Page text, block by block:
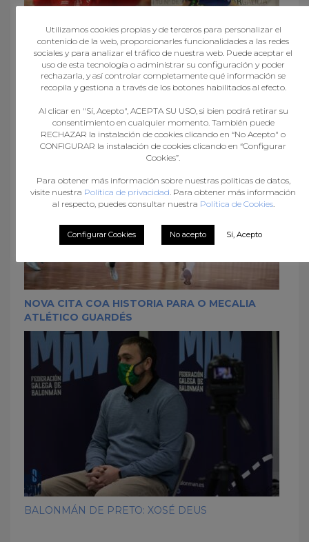
CONCENTRACIÓN DAS GUERREIRAS JÚNIOR
NOVA CITA COA HISTORIA PARA O MECALIA
ATLÉTICO GUARDÉS
BALONMÁN DE PRETO: XOSÉ DEUS
Utilizamos cookies propias y de terceros para personalizar el
contenido de la web, proporcionarles funcionalidades a las redes
sociales y para analizar el tráfico de nuestra web. Puede aceptar el
uso de esta tecnología o administrar su configuración y poder
rechazarla, y así controlar completamente qué información se
recopila y gestiona a través de los botones habilitados al efecto.
Al clicar en "Sí, Acepto", ACEPTA SU USO, si bien podrá retirar su
consentimiento en cualquier momento. También puede
RECHAZAR la instalación de cookies clicando en “No Acepto" o
CONFIGURAR la instalación de cookies clicando en “Configurar
Cookies”.
Para obtener más información sobre nuestras políticas de datos,
visite nuestra Política de privacidad. Para obtener más información
al respecto, puedes consultar nuestra Política de Cookies.
Configurar Cookies No acepto Sí, Acepto